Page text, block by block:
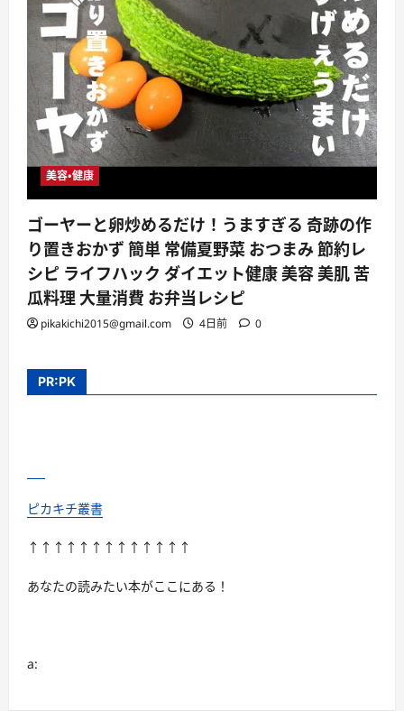
美容・健康
ゴーヤーと卵炒めるだけ！うますぎる 奇跡の作
り置きおかず 簡単 常備夏野菜 おつまみ 節約レ
シピ ライフハック ダイエット健康 美容 美肌 苦
瓜料理 大量消費 お弁当レシピ
pikakichi2015@gmail.com 4日前 0
PR:PK
ピカキチ叢書
↑↑↑↑↑↑↑↑↑↑↑↑↑
あなたの読みたい本がここにある！
a: